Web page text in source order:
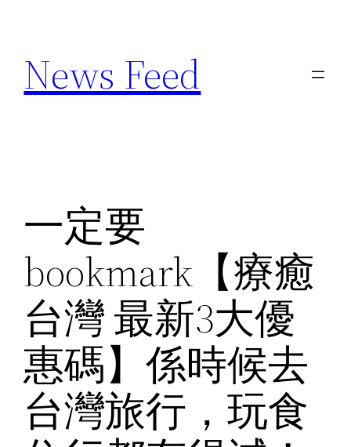
content
News Feed
一定要
bookmark【療癒
台灣 最新3大優
惠碼】係時候去
台灣旅行，玩食